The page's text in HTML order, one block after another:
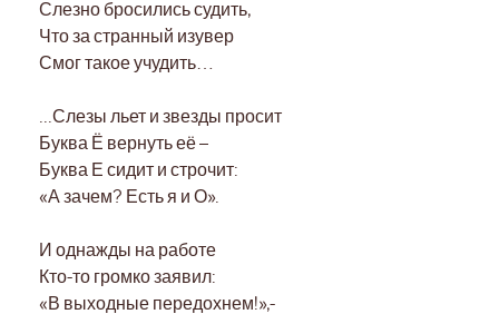
Слезно бросились судить,
Что за странный изувер
Смог такое учудить…
...Слезы льет и звезды просит
Буква Ё вернуть её –
Буква Е сидит и строчит:
«А зачем? Есть я и О».
И однажды на работе
Кто-то громко заявил:
«В выходные передохнем!»,-